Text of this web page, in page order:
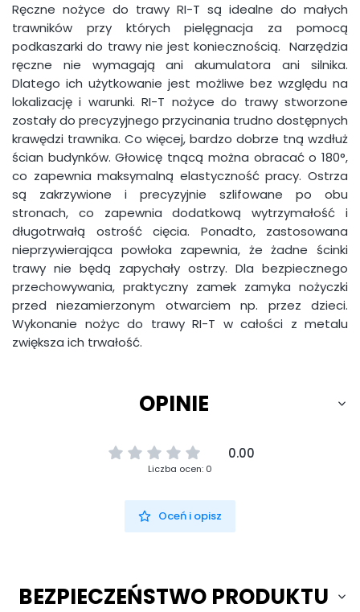
Ręczne nożyce do trawy RI-T są idealne do małych
trawników przy których pielęgnacja za pomocą
podkaszarki do trawy nie jest koniecznością. Narzędzia
ręczne nie wymagają ani akumulatora ani silnika.
Dlatego ich użytkowanie jest możliwe bez względu na
lokalizację i warunki. RI-T nożyce do trawy stworzone
zostały do precyzyjnego przycinania trudno dostępnych
krawędzi trawnika. Co więcej, bardzo dobrze tną wzdłuż
ścian budynków. Głowicę tnącą można obracać o 180°,
co zapewnia maksymalną elastyczność pracy. Ostrza
są zakrzywione i precyzyjnie szlifowane po obu
stronach, co zapewnia dodatkową wytrzymałość i
długotrwałą ostrość cięcia. Ponadto, zastosowana
nieprzywierająca powłoka zapewnia, że żadne ścinki
trawy nie będą zapychały ostrzy. Dla bezpiecznego
przechowywania, praktyczny zamek zamyka nożyczki
przed niezamierzonym otwarciem np. przez dzieci.
Wykonanie nożyc do trawy RI-T w całości z metalu
zwiększa ich trwałość.
OPINIE
0.00
Liczba ocen: 0
Oceń i opisz
BEZPIECZEŃSTWO PRODUKTU